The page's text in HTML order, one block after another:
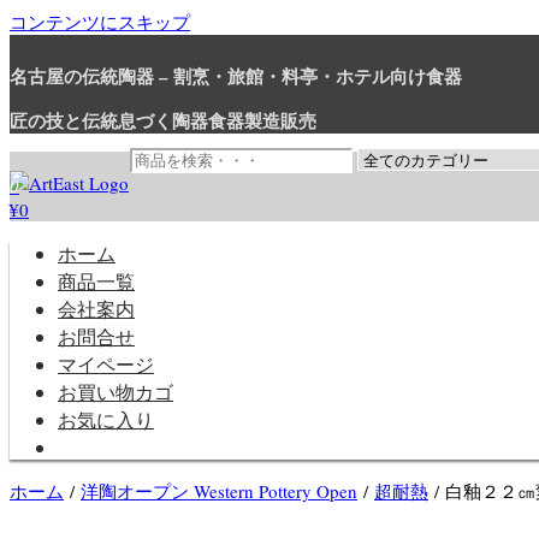
コンテンツにスキップ
名古屋の伝統陶器 – 割烹・旅館・料亭・ホテル向け食器
匠の技と伝統息づく陶器食器製造販売
和食器・洋食器通販｜割烹・旅館・料亭・ホテル等業務用卸販売
業務用から個人用まで、おしゃれでかわいい和食器・洋食器はま
0
¥0
ホーム
商品一覧
会社案内
お問合せ
マイページ
お買い物カゴ
お気に入り
ホーム / 洋陶オープン Western Pottery Open / 超耐熱 / 白釉２２